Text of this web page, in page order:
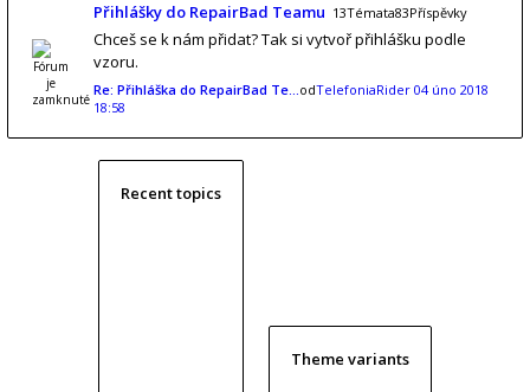
Přihlášky do RepairBad Teamu 13Témata83Příspěvky
Chceš se k nám přidat? Tak si vytvoř přihlášku podle
vzoru.
Re: Přihláška do RepairBad Te…odTelefoniaRider 04 úno 2018
18:58
Recent topics
Theme variants